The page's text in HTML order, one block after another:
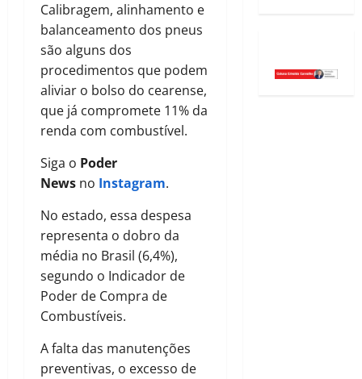
Calibragem, alinhamento e
balanceamento dos pneus
são alguns dos
procedimentos que podem
aliviar o bolso do cearense,
que já compromete 11% da
renda com combustível.
Siga o Poder
News no Instagram.
No estado, essa despesa
representa o dobro da
média no Brasil (6,4%),
segundo o Indicador de
Poder de Compra de
Combustíveis.
A falta das manutenções
preventivas, o excesso de